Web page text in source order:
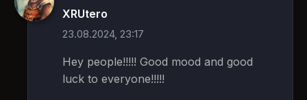
XRUtero
23.08.2024, 23:17
Hey people!!!!! Good mood and good
luck to everyone!!!!!